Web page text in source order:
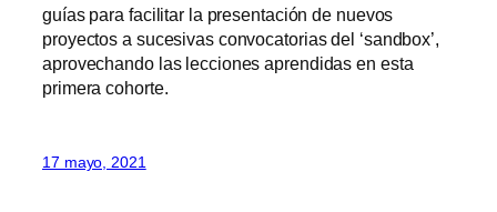
guías para facilitar la presentación de nuevos
proyectos a sucesivas convocatorias del ‘sandbox’,
aprovechando las lecciones aprendidas en esta
primera cohorte.
17 mayo, 2021